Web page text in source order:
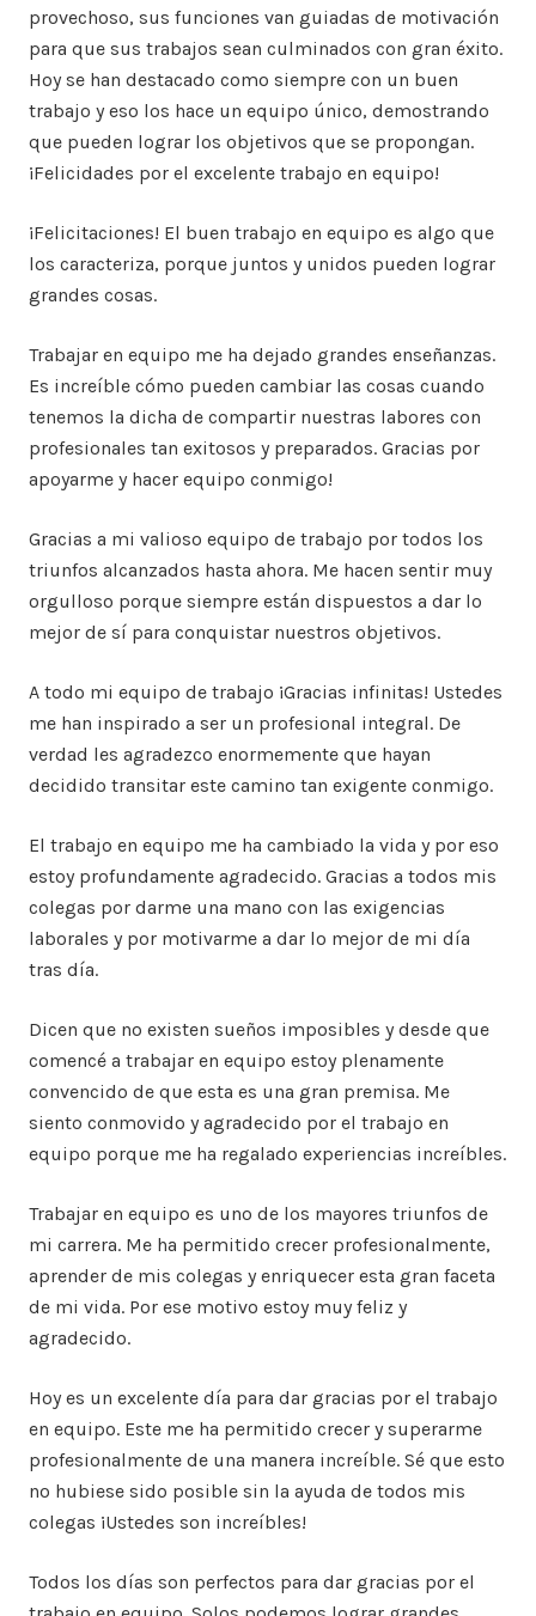
provechoso, sus funciones van guiadas de motivación
para que sus trabajos sean culminados con gran éxito.
Hoy se han destacado como siempre con un buen
trabajo y eso los hace un equipo único, demostrando
que pueden lograr los objetivos que se propongan.
¡Felicidades por el excelente trabajo en equipo!
¡Felicitaciones! El buen trabajo en equipo es algo que
los caracteriza, porque juntos y unidos pueden lograr
grandes cosas.
Trabajar en equipo me ha dejado grandes enseñanzas.
Es increíble cómo pueden cambiar las cosas cuando
tenemos la dicha de compartir nuestras labores con
profesionales tan exitosos y preparados. Gracias por
apoyarme y hacer equipo conmigo!
Gracias a mi valioso equipo de trabajo por todos los
triunfos alcanzados hasta ahora. Me hacen sentir muy
orgulloso porque siempre están dispuestos a dar lo
mejor de sí para conquistar nuestros objetivos.
A todo mi equipo de trabajo ¡Gracias infinitas! Ustedes
me han inspirado a ser un profesional integral. De
verdad les agradezco enormemente que hayan
decidido transitar este camino tan exigente conmigo.
El trabajo en equipo me ha cambiado la vida y por eso
estoy profundamente agradecido. Gracias a todos mis
colegas por darme una mano con las exigencias
laborales y por motivarme a dar lo mejor de mi día
tras día.
Dicen que no existen sueños imposibles y desde que
comencé a trabajar en equipo estoy plenamente
convencido de que esta es una gran premisa. Me
siento conmovido y agradecido por el trabajo en
equipo porque me ha regalado experiencias increíbles.
Trabajar en equipo es uno de los mayores triunfos de
mi carrera. Me ha permitido crecer profesionalmente,
aprender de mis colegas y enriquecer esta gran faceta
de mi vida. Por ese motivo estoy muy feliz y
agradecido.
Hoy es un excelente día para dar gracias por el trabajo
en equipo. Este me ha permitido crecer y superarme
profesionalmente de una manera increíble. Sé que esto
no hubiese sido posible sin la ayuda de todos mis
colegas ¡Ustedes son increíbles!
Todos los días son perfectos para dar gracias por el